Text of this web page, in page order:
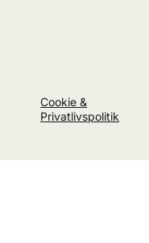
Cookie &
Privatlivspolitik